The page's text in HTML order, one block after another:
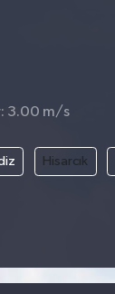
3.00 m/s
Hisarcık